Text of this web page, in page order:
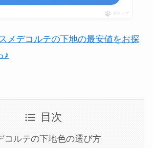
ポチップ
メデコルテの下地の最安値をお探
♪
目次
コルテの下地色の選び方